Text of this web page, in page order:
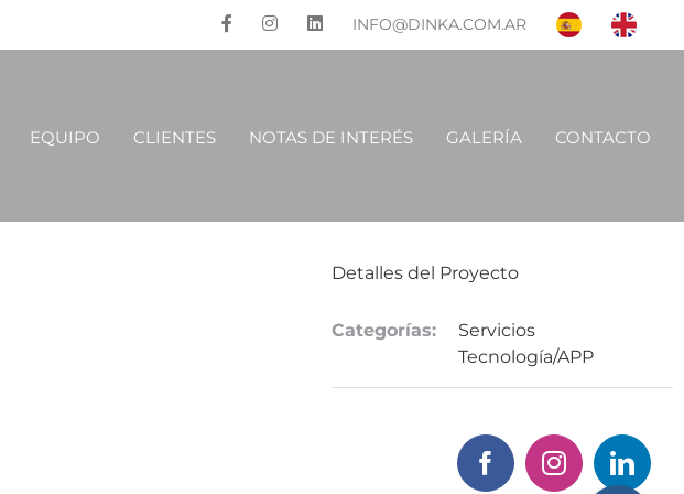
INFO@DINKA.COM.AR
EQUIPO CLIENTES NOTAS DE INTERÉS GALERÍA CONTACTO
Detalles del Proyecto
Categorías:
Servicios
Tecnología/APP
FacebookInstagram